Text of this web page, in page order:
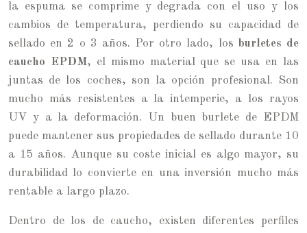
la espuma se comprime y degrada con el uso y los
cambios de temperatura, perdiendo su capacidad de
sellado en 2 o 3 años. Por otro lado, los burletes de
caucho EPDM, el mismo material que se usa en las
juntas de los coches, son la opción profesional. Son
mucho más resistentes a la intemperie, a los rayos
UV y a la deformación. Un buen burlete de EPDM
puede mantener sus propiedades de sellado durante 10
a 15 años. Aunque su coste inicial es algo mayor, su
durabilidad lo convierte en una inversión mucho más
rentable a largo plazo.
Dentro de los de caucho, existen diferentes perfiles